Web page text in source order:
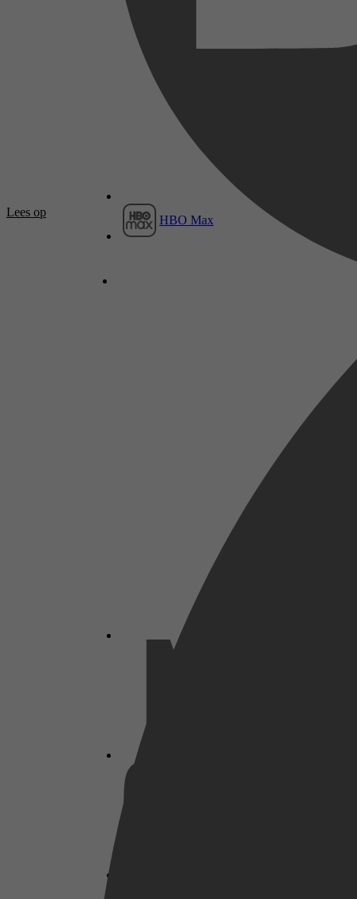
HBO Max
Lees op